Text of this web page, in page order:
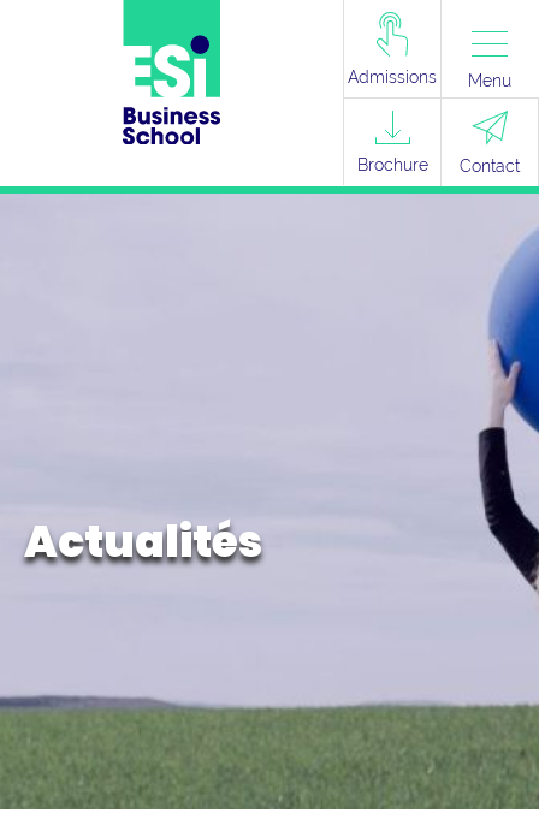
Menu
Admissions
Brochure Contact
Actualités